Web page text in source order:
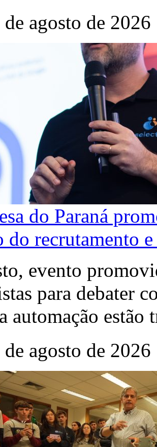
de agosto de 2026
do Paraná
do recrutamento
evento
para debater
automação estão
de agosto de 2026